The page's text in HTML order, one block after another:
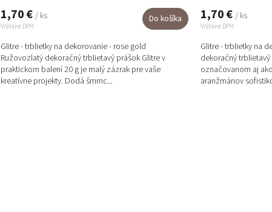
1,70 € / ks
Vrátane DPH
Do košíka
Glitre - trblietky na dekorovanie - rose gold
Ružovozlatý dekoračný trblietavý prášok Glitre v
praktickom balení 20 g je malý zázrak pre vaše
kreatívne projekty. Dodá šmrnc...
1,70 € / ks
Vrátane DPH
Glitre - trblietky na
dekoračný
označovanom aj
aranžmánov